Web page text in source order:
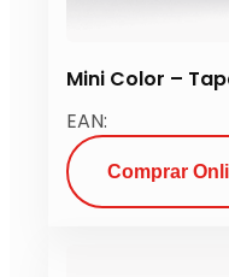
Mini Color –
EAN:
Comprar